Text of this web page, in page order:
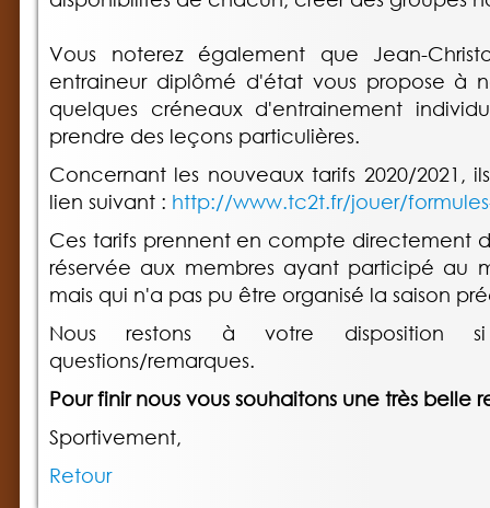
Vous noterez également que Jean-
entraineur diplômé d'état vous propose à
quelques créneaux d'entrainement
prendre des leçons particulières.
Concernant les nouveaux tarifs 2020/2021,
lien suivant : http://www.tc2t.fr/jouer/
Ces tarifs prennent en compte directement
réservée aux membres ayant participé au
mais qui n'a pas pu être organisé la saison
Nous restons à votre disposition
questions/remarques.
Pour finir nous vous souhaitons une très belle
Sportivement,
Retour